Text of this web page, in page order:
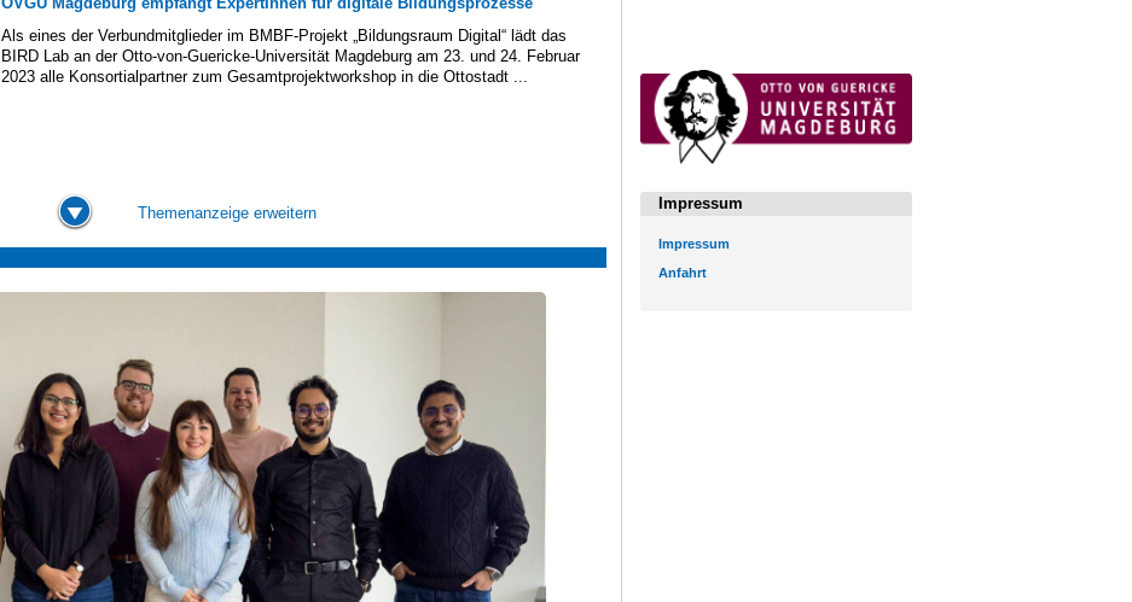
Als eines der Verbundmitglieder im BMBF-Projekt „Bildungsraum Digital“ lädt das
BIRD Lab an der Otto-von-Guericke-Universität Magdeburg am 23. und 24. Februar
2023 alle Konsortialpartner zum Gesamtprojektworkshop in die Ottostadt ...
Themenanzeige erweitern
Impressum
Impressum
Anfahrt